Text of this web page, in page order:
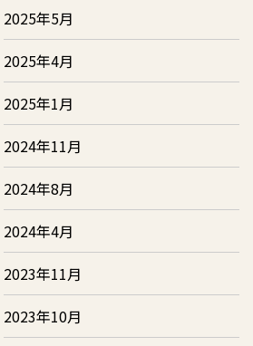
2025年5月
2025年4月
2025年1月
2024年11月
2024年8月
2024年4月
2023年11月
2023年10月